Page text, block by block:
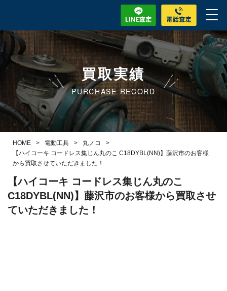
買取実績
PURCHASE RECORD
HOME > 電動工具 > 丸ノコ
>
【ハイコーキ コードレス集じん丸のこ C18DYBL(NN)】藤沢市のお客様
から買取させていただきました！
【ハイコーキ コードレス集じん丸のこ
C18DYBL(NN)】藤沢市のお客様から買取させ
ていただきました！